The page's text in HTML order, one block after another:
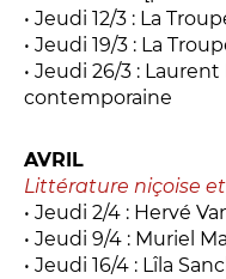
• Jeudi 12/3 : La
• Jeudi 19/3 : La
• Jeudi 26/3 :
contemporaine
AVRIL
Littérature niçoise
• Jeudi 2/4 : Hervé
• Jeudi 9/4 : Muriel
• Jeudi 16/4 : Lîla